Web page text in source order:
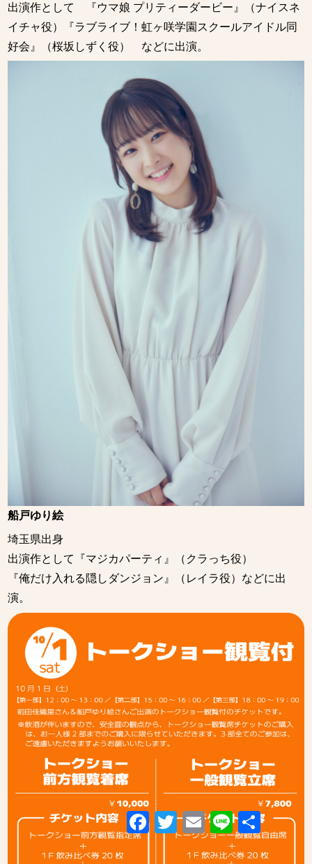
出演作として 『ウマ娘 プリティーダービー』（ナイスネ
イチャ役）『ラブライブ！虹ヶ咲学園スクールアイドル同
好会』（桜坂しずく役） などに出演。
船戸ゆり絵
埼玉県出身
出演作として『マジカパーティ』（クラっち役）
『俺だけ入れる隠しダンジョン』（レイラ役）などに出
演。
Facebook
TwitterEmailLine 共
有